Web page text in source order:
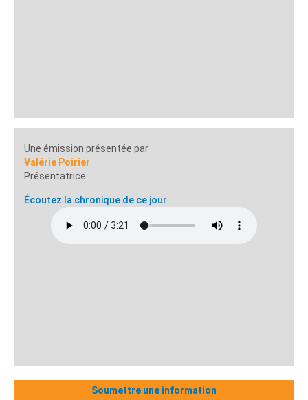
Une émission présentée par
Valérie Poirier
Présentatrice
Écoutez la chronique de ce jour
Soumettre une information